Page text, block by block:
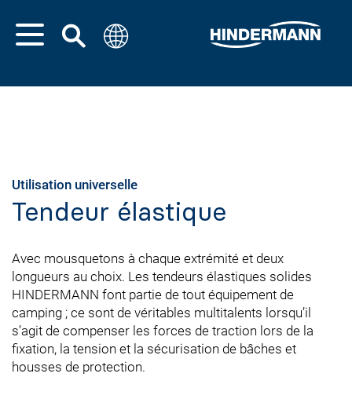
Utilisation universelle
Tendeur élastique
Avec mousquetons à chaque extrémité et deux
longueurs au choix. Les tendeurs élastiques solides
HINDERMANN font partie de tout équipement de
camping ; ce sont de véritables multitalents lorsqu’il
s’agit de compenser les forces de traction lors de la
fixation, la tension et la sécurisation de bâches et
housses de protection.